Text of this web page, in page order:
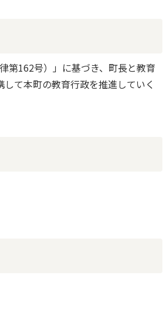
第162号）」に基づき、町長と教育
て本町の教育行政を推進していく